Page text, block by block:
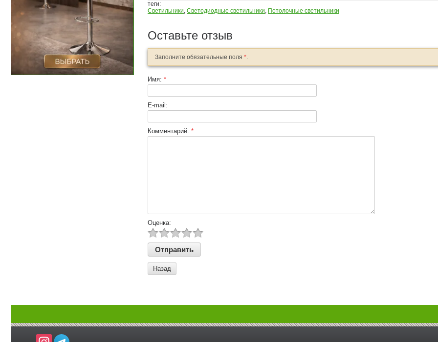
теги:
Светильники, Светодиодные светильники, Потолочные светильники
Оставьте отзыв
Заполните обязательные поля *.
Имя: *
E-mail:
Комментарий: *
Оценка:
Назад